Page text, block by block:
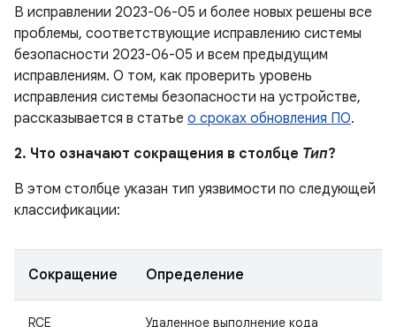
В исправлении 2023-06-05 и более новых решены все
проблемы, соответствующие исправлению системы
безопасности 2023-06-05 и всем предыдущим
исправлениям. О том, как проверить уровень
исправления системы безопасности на устройстве,
рассказывается в статье о сроках обновления ПО.
2. Что означают сокращения в столбце Тип?
В этом столбце указан тип уязвимости по следующей
классификации:
Сокращение Определение
RCE Удаленное выполнение кода